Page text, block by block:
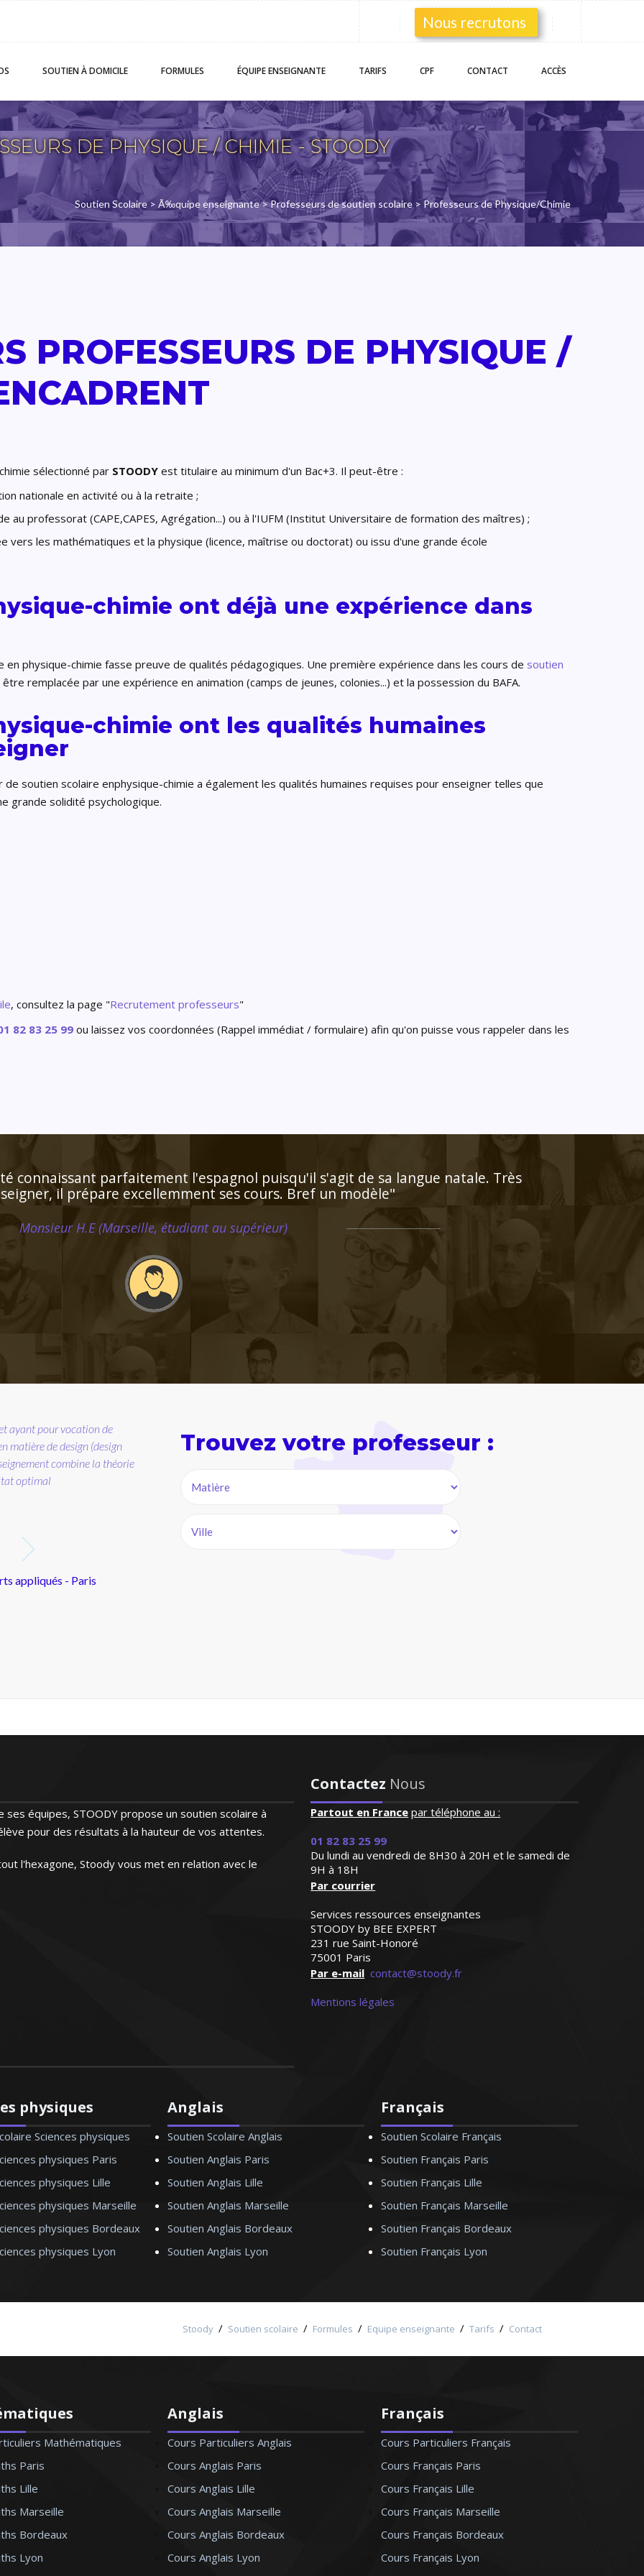
Nous recrutons
SOUTIENÀ DOMICILE FORMULES ÉQUIPEENSEIGNANTE TARIFS CPF CONTACT ACCÈS
DE PHYSIQUE / CHIMIE - STOODY
Soutien Scolaire> Ã‰quipe enseignante>Professeurs de soutien scolaire > Professeurs de Physique/Chimie
PROFESSEURS DE PHYSIQUE /
sélectionné par STOODY est titulaire au minimum d'un Bac+3. Il peut-être :
nationale en activité ou à la retraite ;
professorat (CAPE,CAPES, Agrégation...) ou à l'IUFM (Institut Universitaire de formation des maîtres) ;
vers les mathématiques et la physique (licence, maîtrise ou doctorat) ou issu d'une grande école
chimie ont déjà une expérience dans
physique-chimie fasse preuve de qualités pédagogiques. Une première expérience dans les cours de soutien
remplacée par une expérience en animation (camps de jeunes, colonies...) et la possession du BAFA.
chimie ont les qualités humaines
soutien scolaire enphysique-chimie a également les qualités humaines requises pour enseigner telles que
grande solidité psychologique.
, consultez la page "Recrutement professeurs"
82 83 25 99 ou laissez vos coordonnées (Rappel immédiat / formulaire) afin qu'on puisse vous rappeler dans les
Trouvez votre professeur :
équipes, STOODY propose un soutien scolaire à
pour des résultats à la hauteur de vos attentes.
l'hexagone, Stoody vous met en relation avec le
Contactez Nous
Partout en France par téléphone au :
01 82 83 25 99
Du lundi au vendredi de 8H30 à 20H et le samedi de
9H à 18H
Par courrier
Services ressources enseignantes
STOODY by BEE EXPERT
231 rue Saint-Honoré
75001 Paris
Par e-mail contact@stoody.fr
Mentions légales
physiques
Sciences physiques
physiques Paris
physiques Lille
physiques Marseille
physiques Bordeaux
physiques Lyon
Anglais
Soutien Scolaire Anglais
Soutien Anglais Paris
Soutien Anglais Lille
Soutien Anglais Marseille
Soutien Anglais Bordeaux
Soutien Anglais Lyon
Français
Soutien Scolaire Français
Soutien Français Paris
Soutien Français Lille
Soutien Français Marseille
Soutien Français Bordeaux
Soutien Français Lyon
Stoody / Soutien scolaire / Formules / Equipe enseignante / Tarifs / Contact
Mathématiques
Paris
Lille
Marseille
Bordeaux
Lyon
Anglais
Cours Particuliers Anglais
Cours Anglais Paris
Cours Anglais Lille
Cours Anglais Marseille
Cours Anglais Bordeaux
Cours Anglais Lyon
Français
Cours Particuliers Français
Cours Français Paris
Cours Français Lille
Cours Français Marseille
Cours Français Bordeaux
Cours Français Lyon